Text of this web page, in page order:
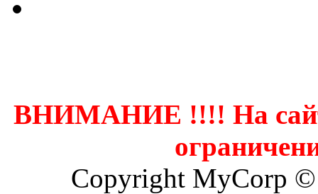
ВНИМАНИЕ !!!! На
Copyright MyCorp